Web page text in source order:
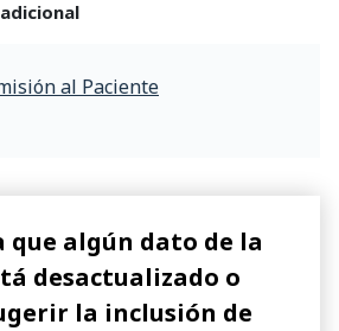
al Paciente
que algún dato de la
desactualizado o
la inclusión de